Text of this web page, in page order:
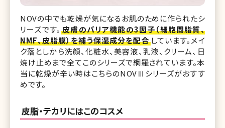
NOVの中でも乾燥が気になるお肌のために作られたシ
リーズです。皮膚のバリア機能の3因子（細胞間脂質、
NMF、皮脂膜）を補う保湿成分を配合 しています。メイ
ク落としから洗顔、化粧水、美容液、乳液、クリーム、日
焼け止めまで全てこのシリーズで網羅されています。本
当に乾燥が辛い時はこちらのNOVⅢシリーズがおすす
めです。
皮脂・テカリにはこのコスメ